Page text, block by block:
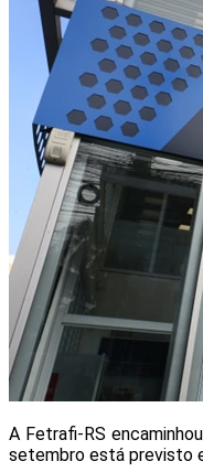
A Fetrafi-RS
setembro está previsto